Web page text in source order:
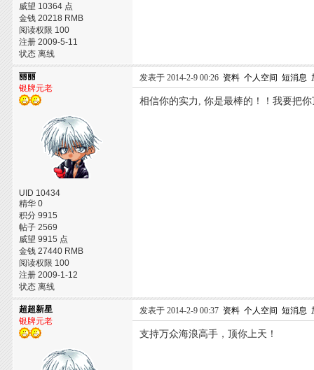
威望 10364 点
金钱 20218 RMB
阅读权限 100
注册 2009-5-11
状态 离线
丽丽
银牌元老
UID 10434
精华 0
积分 9915
帖子 2569
威望 9915 点
金钱 27440 RMB
阅读权限 100
注册 2009-1-12
状态 离线
发表于 2014-2-9 00:26 资料 个人空间 短消息
相信你的实力, 你是最棒的！！我要把
超超新星
银牌元老
发表于 2014-2-9 00:37 资料 个人空间 短消息
支持万众海浪高手，顶你上天！